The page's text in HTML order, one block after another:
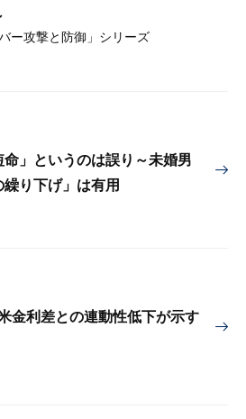
ー攻撃と防御」シリーズ
命」というのは誤り～未婚男
り下げ」は有用
金利差との連動性低下が示す